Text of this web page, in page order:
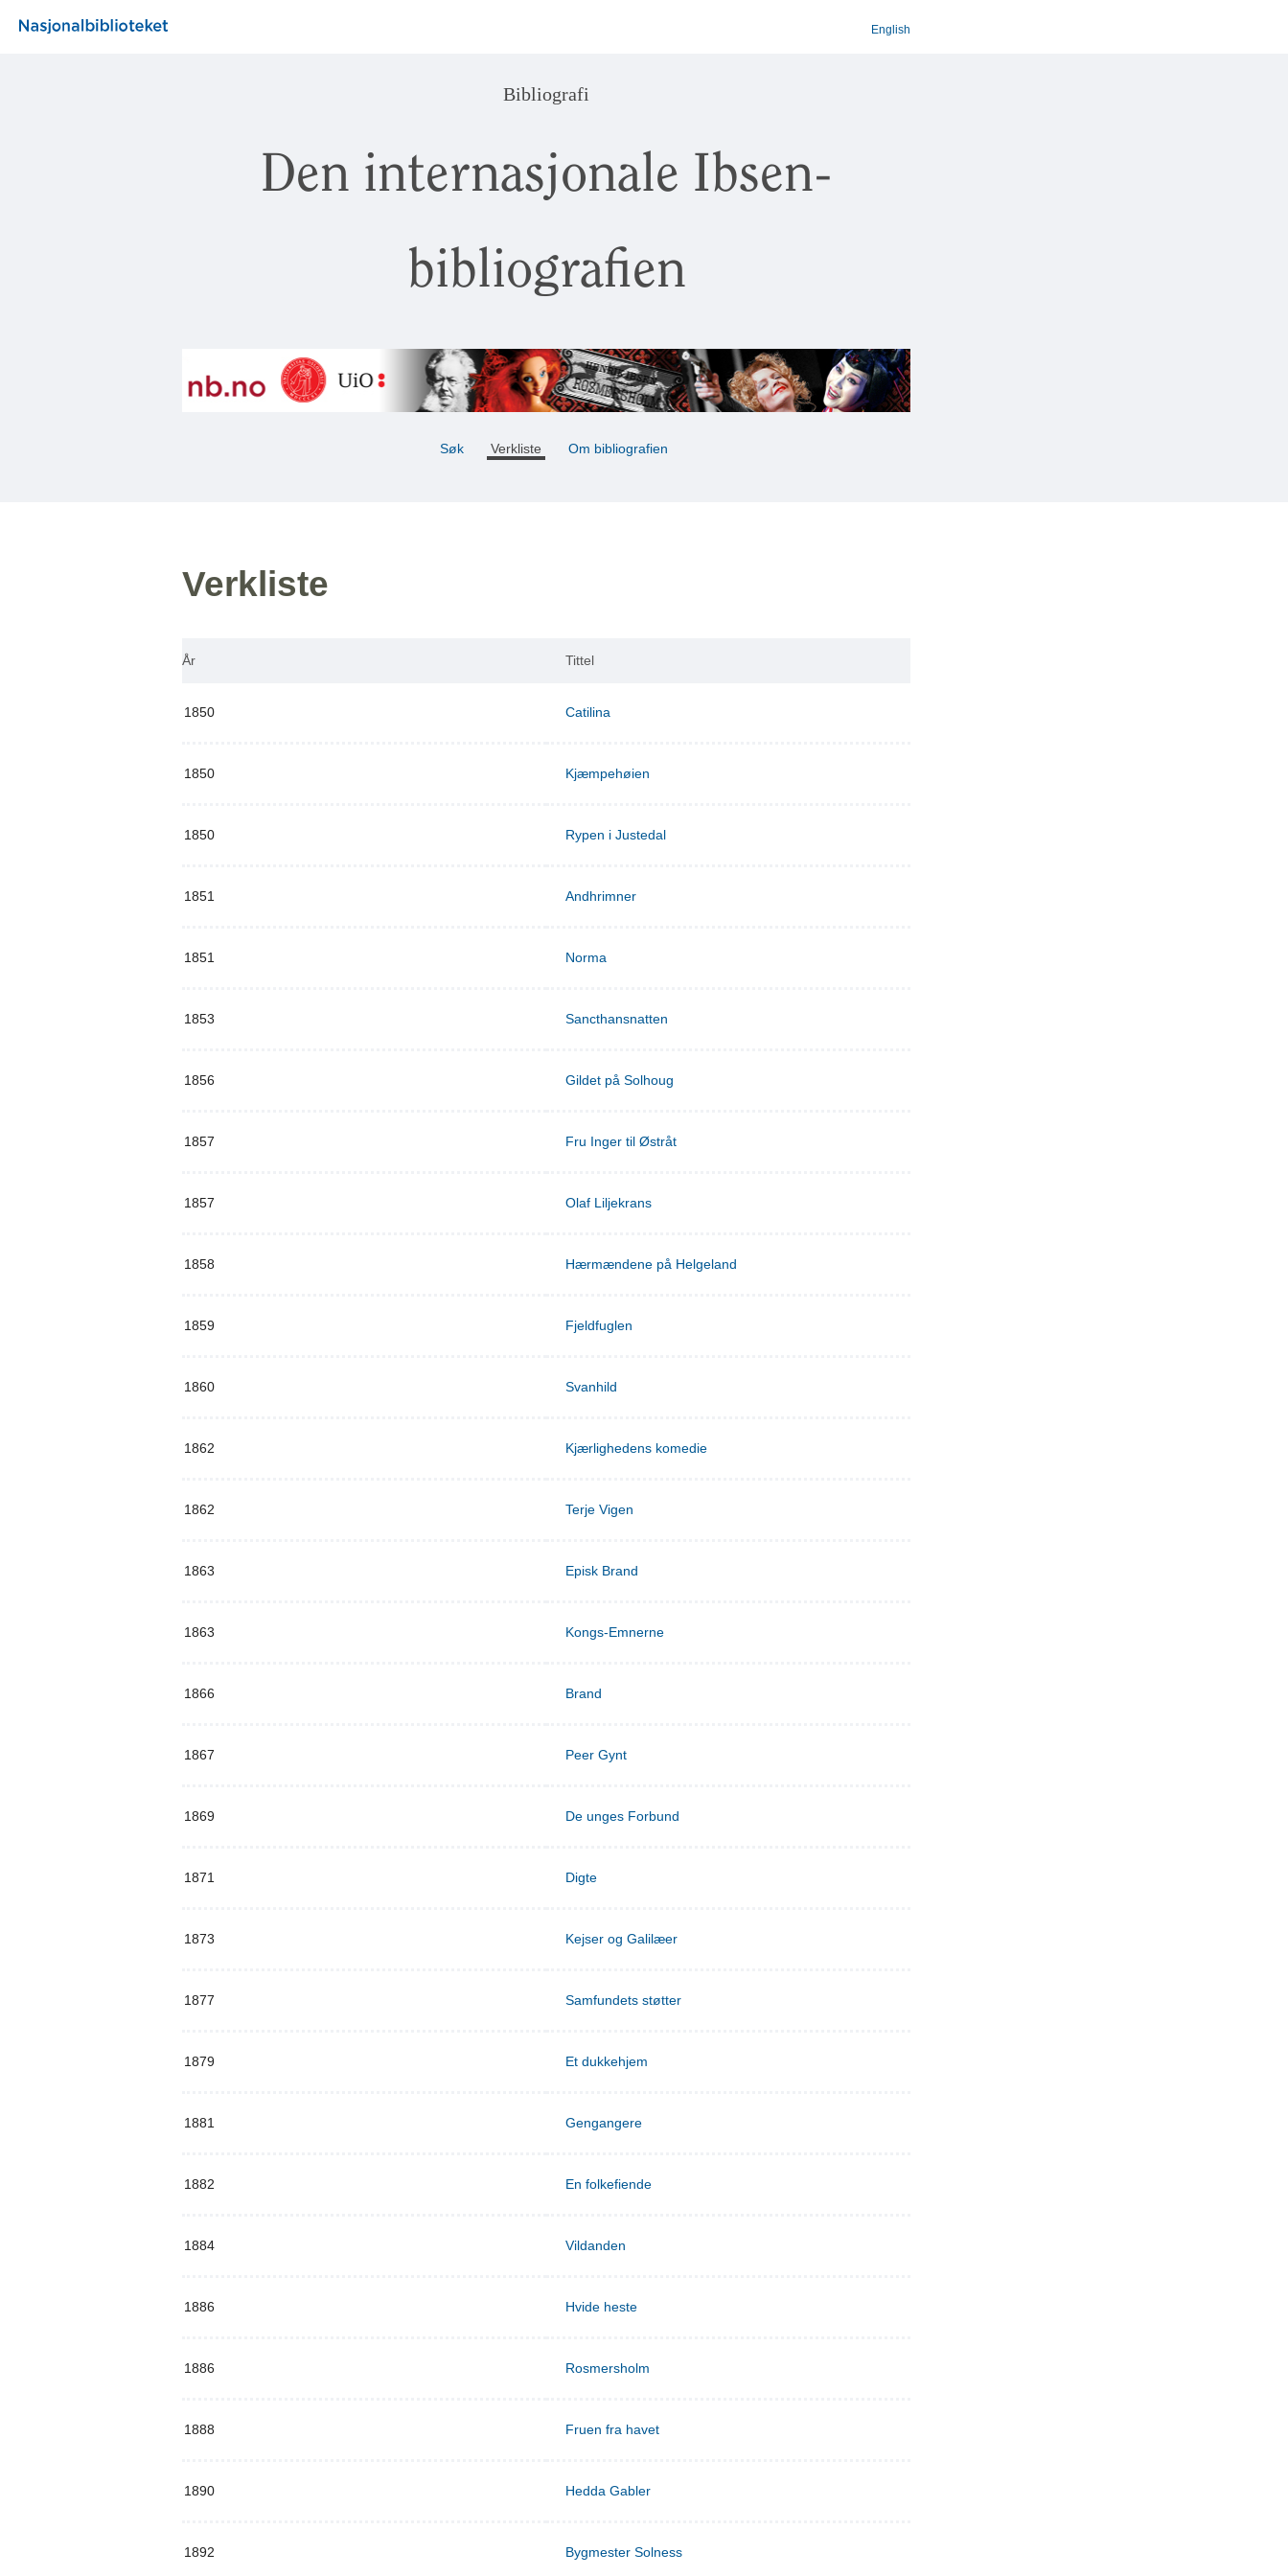
English
Bibliografi
Den internasjonale Ibsen-
bibliografien
Søk Verkliste Om bibliografien
Verkliste
År Tittel
1850 Catilina
1850 Kjæmpehøien
1850 Rypen i Justedal
1851 Andhrimner
1851 Norma
1853 Sancthansnatten
1856 Gildet på Solhoug
1857 Fru Inger til Østråt
1857 Olaf Liljekrans
1858 Hærmændene på Helgeland
1859 Fjeldfuglen
1860 Svanhild
1862 Kjærlighedens komedie
1862 Terje Vigen
1863 Episk Brand
1863 Kongs-Emnerne
1866 Brand
1867 Peer Gynt
1869 De unges Forbund
1871 Digte
1873 Kejser og Galilæer
1877 Samfundets støtter
1879 Et dukkehjem
1881 Gengangere
1882 En folkefiende
1884 Vildanden
1886 Hvide heste
1886 Rosmersholm
1888 Fruen fra havet
1890 Hedda Gabler
1892 Bygmester Solness